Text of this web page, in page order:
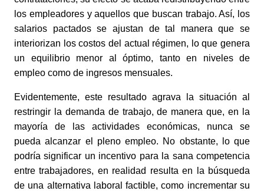
los empleadores y aquellos que buscan trabajo. Así, los
salarios pactados se ajustan de tal manera que se
interiorizan los costos del actual régimen, lo que genera
un equilibrio menor al óptimo, tanto en niveles de
empleo como de ingresos mensuales.
Evidentemente, este resultado agrava la situación al
restringir la demanda de trabajo, de manera que, en la
mayoría de las actividades económicas, nunca se
pueda alcanzar el pleno empleo. No obstante, lo que
podría significar un incentivo para la sana competencia
entre trabajadores, en realidad resulta en la búsqueda
de una alternativa laboral factible, como incrementar su